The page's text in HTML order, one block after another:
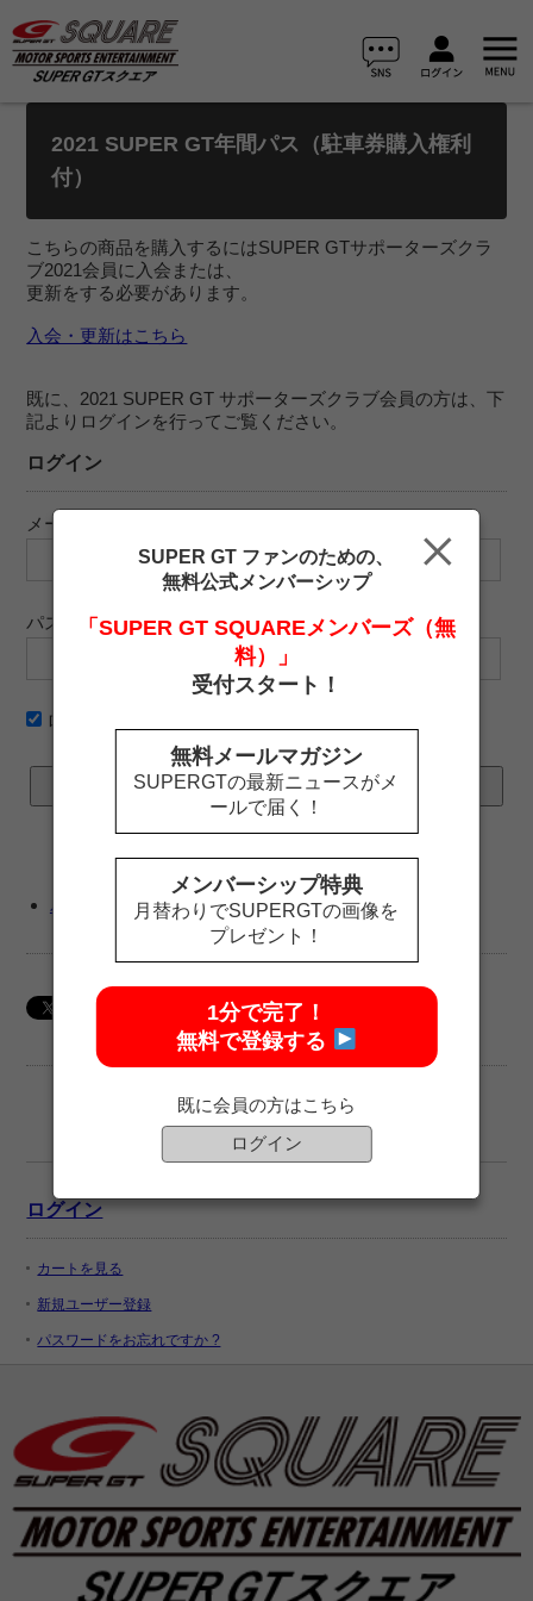
2021 SUPER GT年間パス（駐車券購入権利
付）
こちらの商品を購入するにはSUPER GTサポーターズクラ
ブ2021会員に入会または、
更新をする必要があります。
入会・更新はこちら
既に、2021 SUPER GT サポーターズクラブ会員の方は、下
記よりログインを行ってご覧ください。
ログイン
メールアドレス
パスワード
ログイン情報を記憶
パスワードをお忘れですか ?
ログイン
カートを見る
新規ユーザー登録
パスワードをお忘れですか ?
SUPER GT ファンのための、
無料公式メンバーシップ
「SUPER GT SQUAREメンバーズ（無
料）」
受付スタート！
無料メールマガジン
SUPERGTの最新ニュースがメ
ールで届く！
メンバーシップ特典
月替わりでSUPERGTの画像を
プレゼント！
1分で完了！
無料で登録する
既に会員の方はこちら
ログイン